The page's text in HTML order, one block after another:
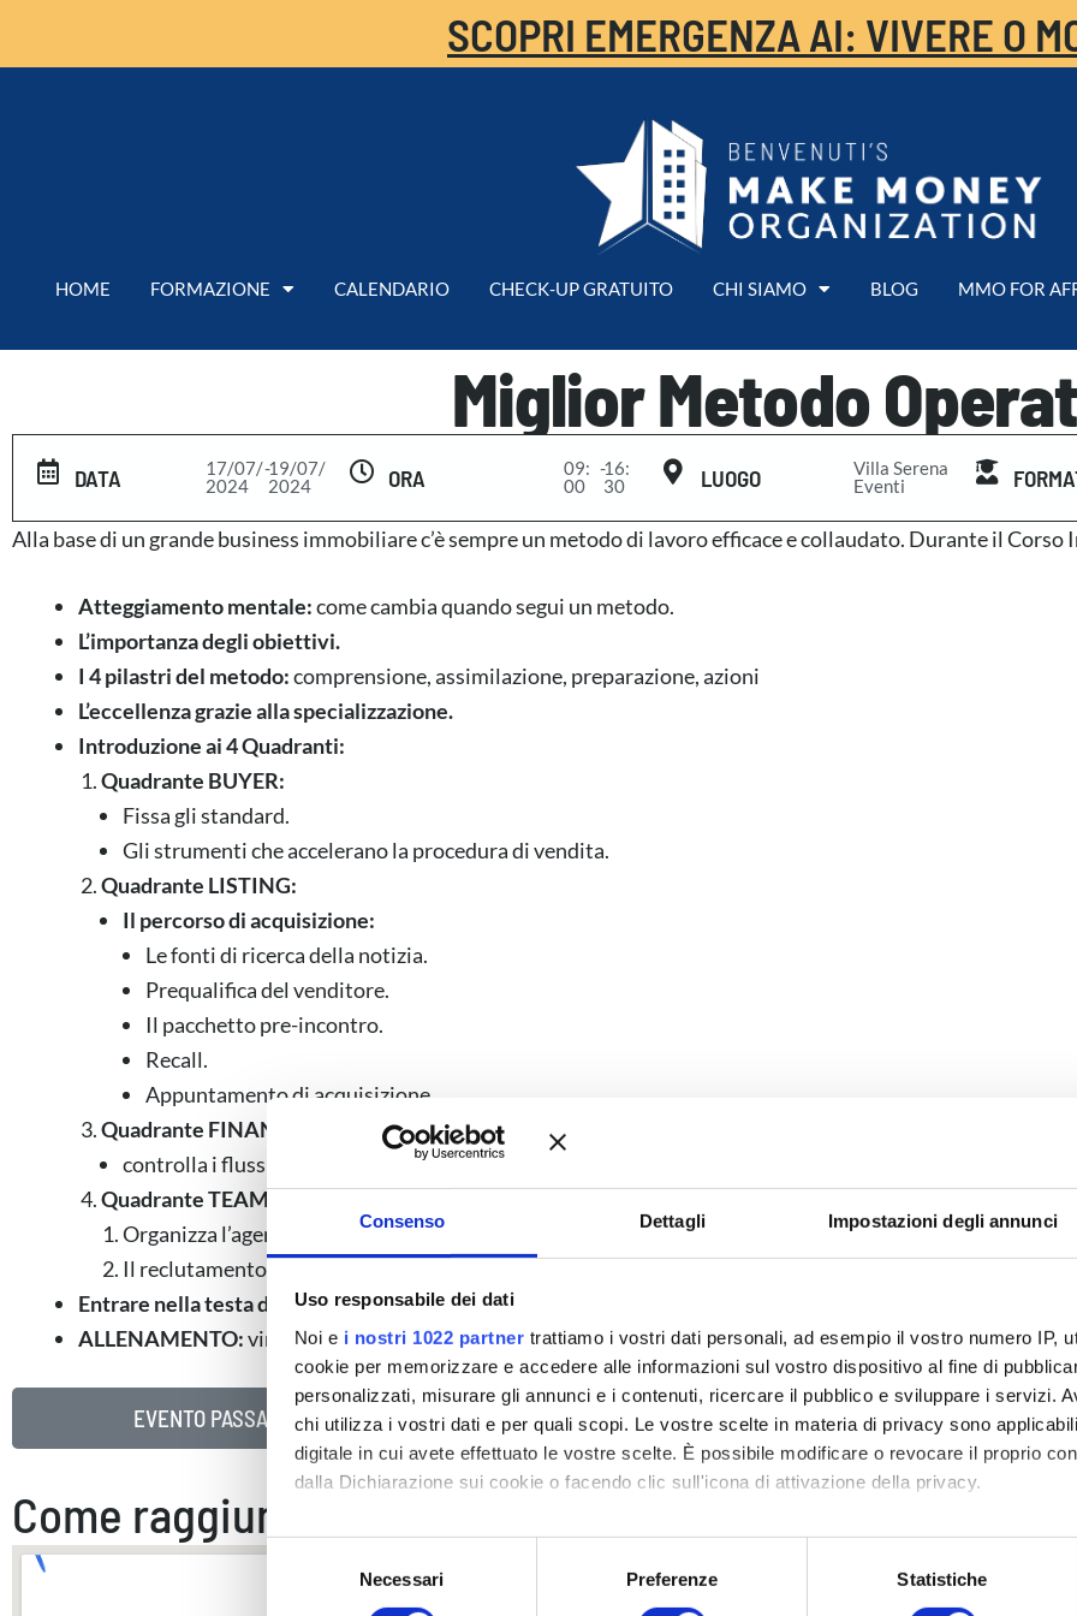
Consenso Dettagli Impostazioni degli annunci
Uso responsabile dei dati
Noi e i nostri 1022 partner trattiamo i vostri dati personali, ad esempio il vostro numero IP,
cookie per memorizzare e accedere alle informazioni sul vostro dispositivo al fine di
personalizzati, misurare gli annunci e i contenuti, ricercare il pubblico e sviluppare i servizi.
chi utilizza i vostri dati e per quali scopi. Le vostre scelte in materia di privacy sono
digitale in cui avete effettuato le vostre scelte. È possibile modificare o revocare il proprio
dalla Dichiarazione sui cookie o facendo clic sull'icona di attivazione della privacy.
Con il tuo consenso, vorremmo anche:
raccogliere informazioni sulla tua posizione geografica, con un'approssimazione di
S
Necessari Preferenze Statistiche
SCOPRI EMERGENZA AI: VIVERE O
HOME FORMAZIONE CALENDARIO CHECK-UP GRATUITO CHI SIAMO BLOG MMO FOR
Miglior Metodo
DATA
17/07/
2024
-19/07/
2024
ORA
09:
00
-16:
30
LUOGO
Villa Serena
Eventi
Alla base di un grande business immobiliare c’è sempre un metodo di lavoro efficace e collaudato. Durante il Corso
Atteggiamento mentale:come cambia quando segui un metodo.
L’importanza degli obiettivi.
I 4 pilastri del metodo:comprensione, assimilazione, preparazione, azioni
L’eccellenza grazie alla specializzazione.
Introduzione ai 4 Quadranti:
Quadrante BUYER:
Fissa gli standard.
Gli strumenti che accelerano la procedura di vendita.
Quadrante LISTING:
Il percorso di acquisizione:
Le fonti di ricerca della notizia.
Prequalifica del venditore.
Il pacchetto pre-incontro.
Recall.
Appuntamento di acquisizione.
Quadrante FINANCE:
controlla i flussi di denaro e crea i tuoi asset.
Quadrante TEAM:
Organizza l’agenda come un top producer.
Il reclutamento da pronto soccorso a strategia di crescita.
Entrare nella testa dei tuoi potenziali clienti con il DIGITALE:
ALLENAMENTO:vincere prima di giocare la partita.
EVENTO PASSATO
Come raggiungerci